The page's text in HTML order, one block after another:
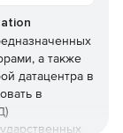
а также
датацентра в
в